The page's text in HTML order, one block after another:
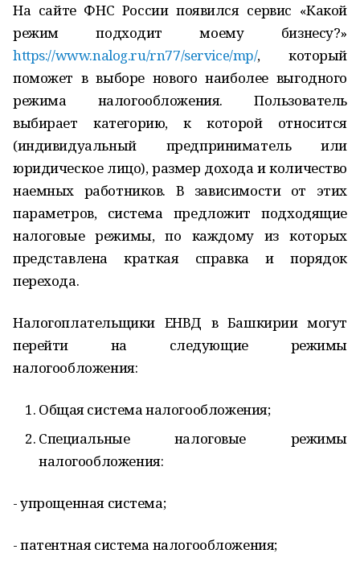
На сайте ФНС России появился сервис «Какой
режим подходит моему бизнесу?»
https://www.nalog.ru/rn77/service/mp/, который
поможет в выборе нового наиболее выгодного
режима налогообложения. Пользователь
выбирает категорию, к которой относится
(индивидуальный предприниматель или
юридическое лицо), размер дохода и количество
наемных работников. В зависимости от этих
параметров, система предложит подходящие
налоговые режимы, по каждому из которых
представлена краткая справка и порядок
перехода.
Налогоплательщики ЕНВД в Башкирии могут
перейти на следующие режимы
налогообложения:
Общая система налогообложения;
Специальные налоговые режимы
налогообложения:
- упрощенная система;
- патентная система налогообложения;